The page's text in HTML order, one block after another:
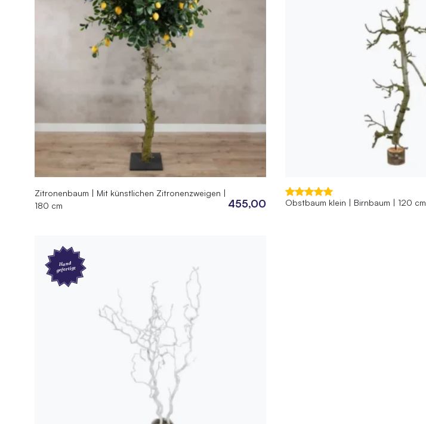
Zitronenbaum | Mit künstlichen Zitronenzweigen |
180 cm
455,00 Obstbaum klein | Birnbaum | 120 cm
Hand
gefertigt